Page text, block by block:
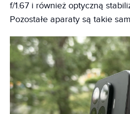
f/1.67 i również optyczną
Pozostałe aparaty są takie